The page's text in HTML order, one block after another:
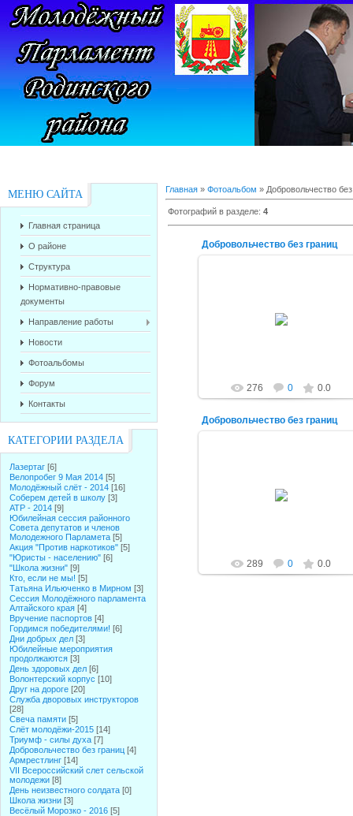
МЕНЮ САЙТА
Главная страница
О районе
Структура
Нормативно-правовые
документы
Направление работы
Новости
Фотоальбомы
Форум
Контакты
КАТЕГОРИИ РАЗДЕЛА
Лазертаг [6]
Велопробег 9 Мая 2014 [5]
Молодёжный слёт - 2014 [16]
Соберем детей в школу [3]
АТР - 2014 [9]
Юбилейная сессия районного
Совета депутатов и членов
Молодежного Парламета [5]
Акция "Против наркотиков" [5]
"Юристы - населению" [6]
"Школа жизни" [9]
Кто, если не мы! [5]
Татьяна Ильюченко в Мирном [3]
Сессия Молодёжного парламента
Алтайского края [4]
Вручение паспортов [4]
Гордимся победителями! [6]
Дни добрых дел [3]
Юбилейные мероприятия
продолжаются [3]
День здоровых дел [6]
Волонтерский корпус [10]
Друг на дороге [20]
Служба дворовых инструкторов
[28]
Свеча памяти [5]
Слёт молодёжи-2015 [14]
Триумф - силы духа [7]
Добровольчество без границ [4]
Армрестлинг [14]
VII Всероссийский слет сельской
молодежи [8]
День неизвестного солдата [0]
Школа жизни [3]
Весёлый Морозко - 2016 [5]
Главная » Фотоальбом » Добровольчество
Фотографий в разделе: 4
Добровольчество без границ
276 0 0.0
Добровольчество без границ
289 0 0.0